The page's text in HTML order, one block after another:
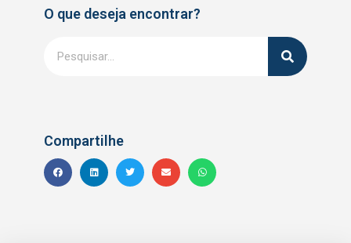
O que deseja encontrar?
Compartilhe